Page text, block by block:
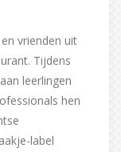
vrienden uit
Tijdens
leerlingen
hen
label